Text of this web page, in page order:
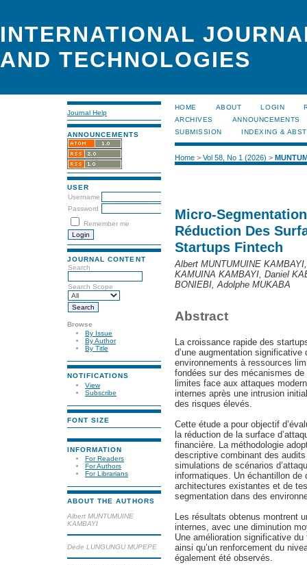
INTERNATIONAL
AND TECHNOLOGIES
Journal Help
ANNOUNCEMENTS
USER
Username
Password
Remember me
JOURNAL CONTENT
Search
Search Scope
Browse
By Issue
By Author
By Title
NOTIFICATIONS
View
Subscribe
FONT SIZE
INFORMATION
For Readers
For Authors
For Librarians
ABOUT THE AUTHORS
Albert MUNTUMUINE
KAMBAYI
Dede LUNGUNGU MUPEPE
HOME ABOUT LOGIN
ARCHIVES
ANNOUNCEMENTS
SUBMISSION
INDEXING &
Home> Vol 58, No 1 (2026) >
Micro-
Réduction Des
Startups Fintech
Albert MUNTUMUINE
KAMUINA KAMBAYI, Daniel
BONIEBI, Adolphe MUKABA
Abstract
La croissance rapide des
d’une augmentation
environnements à ressources
fondées sur des mécanismes
limites face aux attaques
internes après une intrusion
des risques élevés.
Cette étude a pour objectif
la réduction de la surface
financière. La méthodologie
descriptive combinant des
simulations de scénarios
informatiques. Un échantillon de
architectures existantes et de
segmentation dans des
Les résultats obtenus montrent
internes, avec une diminution
Une amélioration significative
ainsi qu’un renforcement du
également été observés.